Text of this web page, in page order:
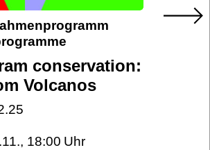
conservation:
Volcanos
, 18:00